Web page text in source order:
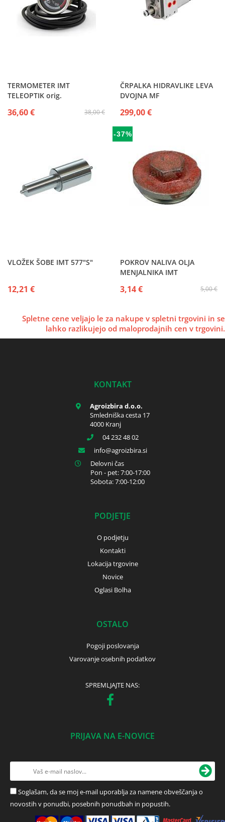
TERMOMETER IMT
TELEOPTIK orig.
38,00 €
36,60 €
ČRPALKA HIDRAVLIKE LEVA
DVOJNA MF
299,00 €
VLOŽEK ŠOBE IMT 577"S"
12,21 €
-37%
POKROV NALIVA OLJA
MENJALNIKA IMT
5,00 €
3,14 €
Spletne cene veljajo le za nakupe v spletni trgovini in se
lahko razlikujejo od maloprodajnih cen v trgovini.
KONTAKT
Agroizbira d.o.o.
Smledniška cesta 17
4000 Kranj
04 232 48 02
info
agroizbira.si
Delovni čas
Pon - pet: 7:00-17:00
Sobota: 7:00-12:00
PODJETJE
O podjetju
Kontakti
Lokacija trgovine
Novice
Oglasi Bolha
OSTALO
Pogoji poslovanja
Varovanje osebnih podatkov
SPREMLJAJTE NAS:
PRIJAVA NA E-NOVICE
Soglašam, da se moj e-mail uporablja za namene obveščanja o
novostih v ponudbi, posebnih ponudbah in popustih.